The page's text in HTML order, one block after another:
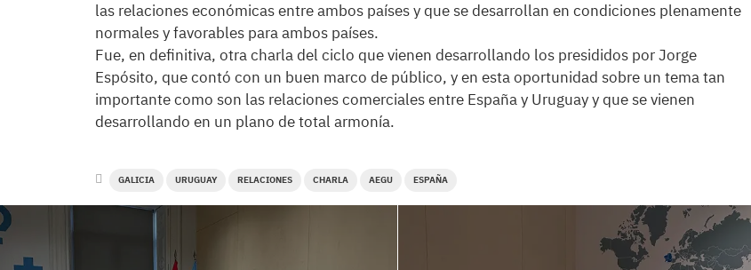
las relaciones económicas entre ambos países y que se desarrollan en condiciones plenamente
normales y favorables para ambos países.
Fue, en definitiva, otra charla del ciclo que vienen desarrollando los presididos por Jorge
Espósito, que contó con un buen marco de público, y en esta oportunidad sobre un tema tan
importante como son las relaciones comerciales entre España y Uruguay y que se vienen
desarrollando en un plano de total armonía.
GALICIA URUGUAY RELACIONES CHARLA AEGU ESPAÑA